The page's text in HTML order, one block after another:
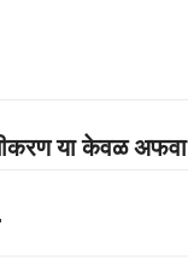
या केवळ अफवा